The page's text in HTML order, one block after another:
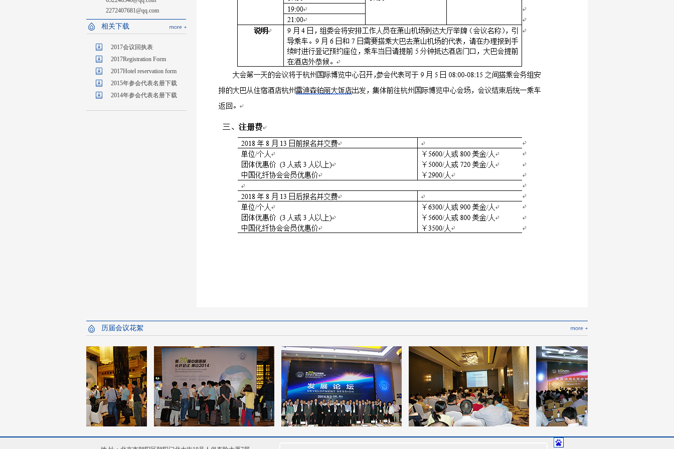
2272407681@qq.com
相关下载
2017会议回执表
2017Registration Form
2017Hotel reservation form
2015年参会代表名册下载
2014年参会代表名册下载
历届会议花絮